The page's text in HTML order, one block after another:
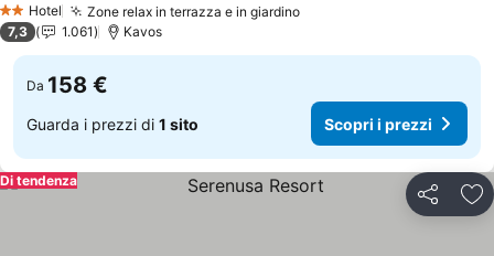
2 StelleHotel Zone relax in terrazza e in giardino
7,3 1.061 Kavos
Da 158 €
Guarda i prezzi di 1 sito Scopri i prezzi
Condividi
Di tendenza